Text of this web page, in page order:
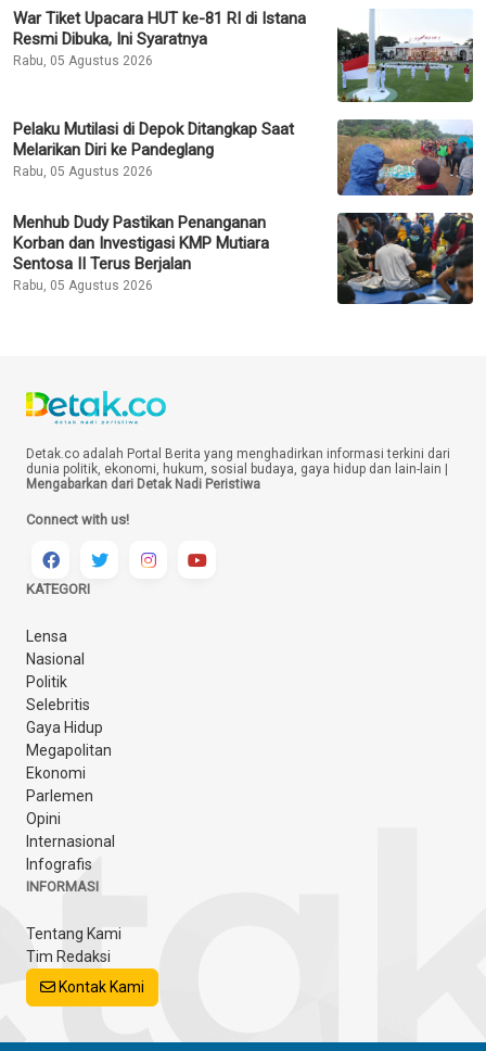
War Tiket Upacara HUT ke-81 RI di Istana
Resmi Dibuka, Ini Syaratnya
Rabu, 05 Agustus 2026
Pelaku Mutilasi di Depok Ditangkap Saat
Melarikan Diri ke Pandeglang
Rabu, 05 Agustus 2026
Menhub Dudy Pastikan Penanganan
Korban dan Investigasi KMP Mutiara
Sentosa II Terus Berjalan
Rabu, 05 Agustus 2026
Detak.co adalah Portal Berita yang menghadirkan informasi terkini dari
dunia politik, ekonomi, hukum, sosial budaya, gaya hidup dan lain-lain |
Mengabarkan dari Detak Nadi Peristiwa
Connect with us!
KATEGORI
Lensa
Nasional
Politik
Selebritis
Gaya Hidup
Megapolitan
Ekonomi
Parlemen
Opini
Internasional
Infografis
INFORMASI
Tentang Kami
Tim Redaksi
Kontak Kami